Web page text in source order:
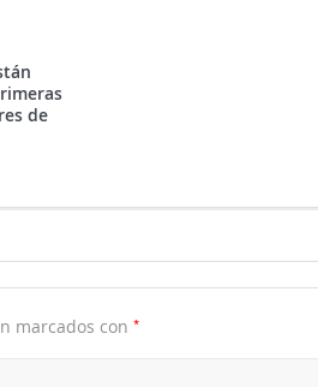
de
marcados con *